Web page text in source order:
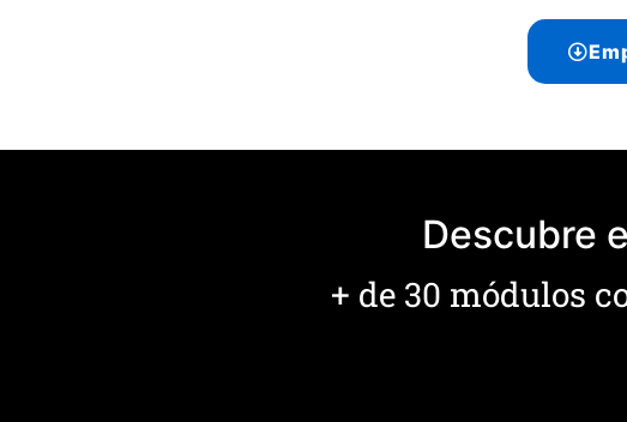
Descubre
+ de 30 módulos